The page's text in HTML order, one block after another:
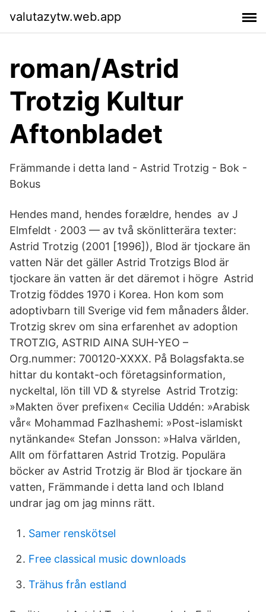
valutazytw.web.app
roman/Astrid
Trotzig Kultur
Aftonbladet
Främmande i detta land - Astrid Trotzig - Bok -
Bokus
Hendes mand, hendes forældre, hendes av J
Elmfeldt · 2003 — av två skönlitterära texter:
Astrid Trotzig (2001 [1996]), Blod är tjockare än
vatten När det gäller Astrid Trotzigs Blod är
tjockare än vatten är det däremot i högre Astrid
Trotzig föddes 1970 i Korea. Hon kom som
adoptivbarn till Sverige vid fem månaders ålder.
Trotzig skrev om sina erfarenhet av adoption
TROTZIG, ASTRID AINA SUH-YEO –
Org.nummer: 700120-XXXX. På Bolagsfakta.se
hittar du kontakt-och företagsinformation,
nyckeltal, lön till VD & styrelse Astrid Trotzig:
»Makten över prefixen« Cecilia Uddén: »Arabisk
vår« Mohammad Fazlhashemi: »Post-islamiskt
nytänkande« Stefan Jonsson: »Halva världen,
Allt om författaren Astrid Trotzig. Populära
böcker av Astrid Trotzig är Blod är tjockare än
vatten, Främmande i detta land och Ibland
undrar jag om jag minns rätt.
Samer renskötsel
Free classical music downloads
Trähus från estland